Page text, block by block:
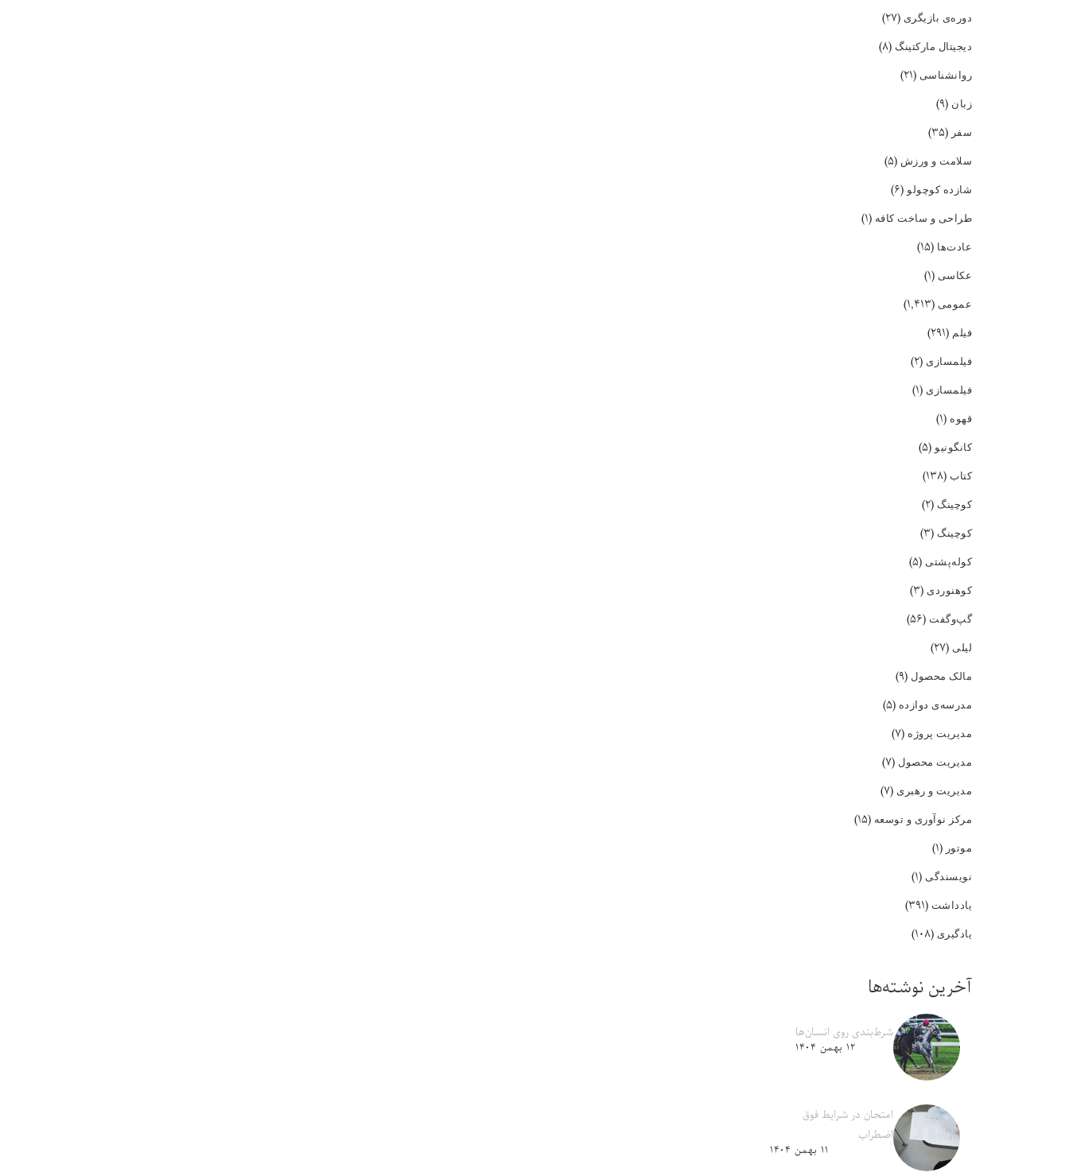
دوره‌ی بازیگری (۲۷)
دیجیتال مارکتینگ (۸)
روانشناسی (۲۱)
زبان (۹)
سفر(۳۵)
سلامت و ورزش (۵)
شازده کوچولو(۶)
طراحی و ساخت کافه (۱)
عادت‌ها (۱۵)
عکاسی (۱)
عمومی (۱,۴۱۳)
فیلم (۲۹۱)
فیلمسازی (۲)
فیلمسازی (۱)
قهوه (۱)
کانگونیو(۵)
کتاب (۱۳۸)
کوچینگ (۲)
کوچینگ (۳)
کوله‌پشتی (۵)
کوهنوردی (۳)
گپ‌و‌گفت (۵۶)
لیلی (۲۷)
مالک محصول (۹)
مدرسه‌ی دوازده (۵)
مدیریت پروژه (۷)
مدیریت محصول (۷)
مدیریت و رهبری (۷)
مرکز نوآوری و توسعه (۱۵)
موتور(۱)
نویسندگی (۱)
یادداشت (۳۹۱)
یادگیری (۱۰۸)
آخرین نوشته‌ها
شرط‌بندی روی انسان‌ها
۱۲ بهمن ۱۴۰۴
امتحان در شرایط فوق
اضطراب
۱۱ بهمن ۱۴۰۴